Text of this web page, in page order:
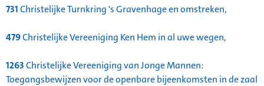
731Christelijke Turnkring 's Gravenhage en omstreken,
479Christelijke Vereeniging Ken Hem in al uwe wegen,
1263Christelijke Vereeniging van Jonge Mannen:
Toegangsbewijzen voor de openbare bijeenkomsten in de zaal